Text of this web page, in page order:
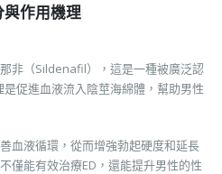
作用機理
非（Sildenafil），這是一種被廣泛認
促進血液流入陰莖海綿體，幫助男性
血液循環，從而增強勃起硬度和延長
不僅能有效治療ED，還能提升男性的性